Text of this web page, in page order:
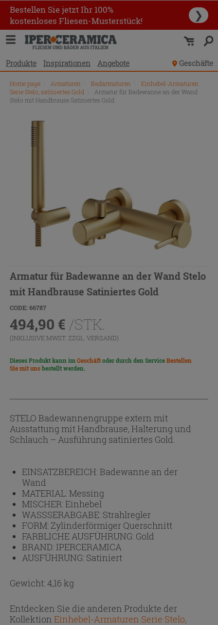
Bestellen Sie jetzt Ihr 100%
kostenloses Fliesen-Musterstück!
❯
Produkte Inspirationen Angebote Geschäfte
Home page Armaturen Badarmaturen
Einhebel-Armaturen
Serie Stelo, satiniertes Gold
Armatur für Badewanne an der Wand
Stelo mit Handbrause Satiniertes Gold
Armatur für Badewanne an der Wand Stelo
mit Handbrause Satiniertes Gold
CODE: 66787
494,90 € /STK.
(INKLUSIVE MWST. ZZGL. VERSAND)
Dieses Produkt kann imGeschäftoder durch den ServiceBestellen
Sie mit unsbestellt werden.
STELO Badewannengruppe extern mit
Ausstattung mit Handbrause, Halterung und
Schlauch – Ausführung satiniertes Gold.
EINSATZBEREICH:Badewanne an der
Wand
MATERIAL:Messing
MISCHER:Einhebel
WASSSERABGABE: Strahlregler
FORM: Zylinderförmiger Querschnitt
FARBLICHE AUSFÜHRUNG: Gold
BRAND: IPERCERAMICA
AUSFÜHRUNG: Satiniert
Gewicht: 4,16 kg
Entdecken Sie die anderen Produkte der
Kollektion Einhebel-Armaturen Serie Stelo,